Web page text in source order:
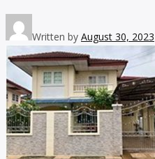
Written by August 30, 2023